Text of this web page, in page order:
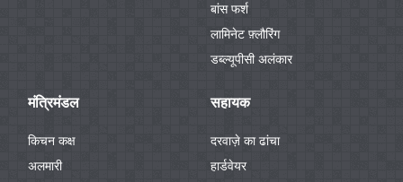
बांस फर्श
लामिनेट फ़्लौरिंग
डब्ल्यूपीसी अलंकार
मंत्रिमंडल
किचन कक्ष
अलमारी
सहायक
दरवाज़े का ढांचा
हार्डवेयर